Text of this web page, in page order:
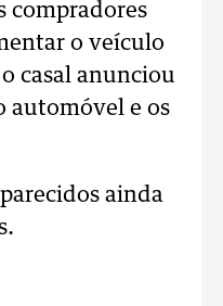
compradores
o veículo
casal anunciou
automóvel e os
ainda